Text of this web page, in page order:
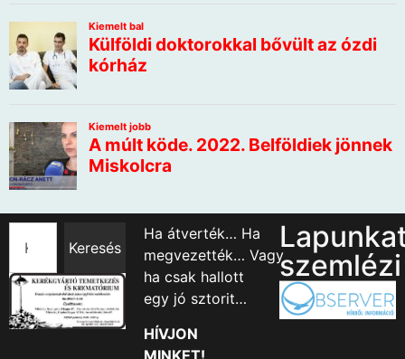
Keresés
Ha átverték… Ha
megvezették… Vagy
ha csak hallott
egy jó sztorit…
HÍVJON
MINKET!
szemlézi